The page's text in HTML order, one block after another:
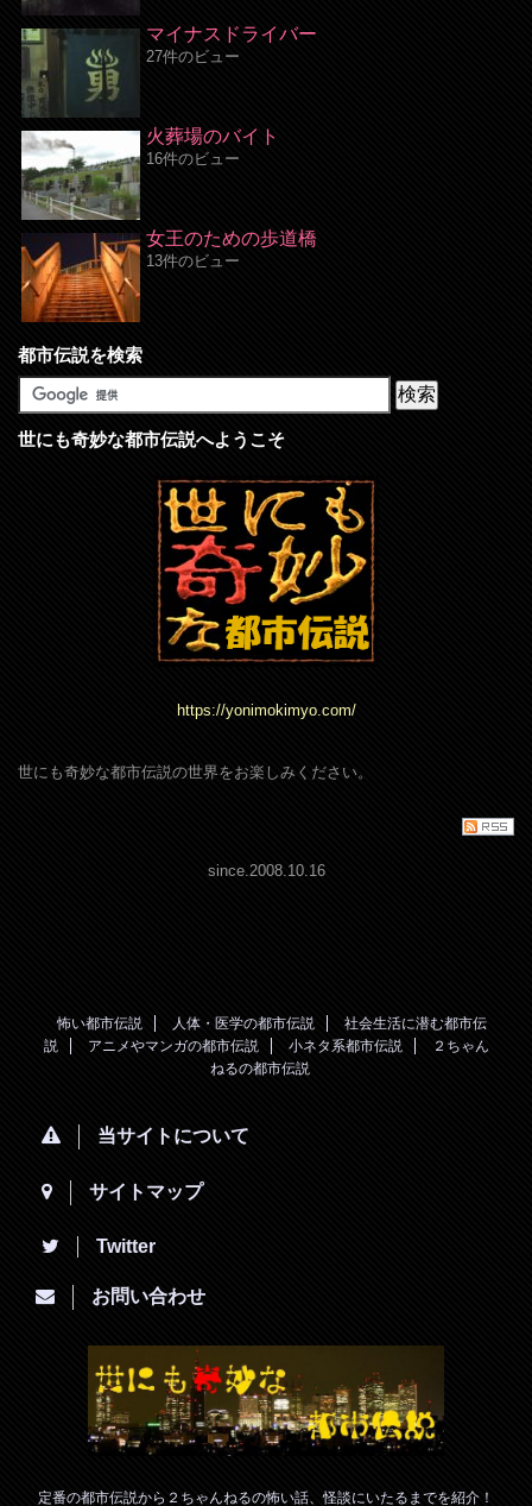
マイナスドライバー
27件のビュー
火葬場のバイト
16件のビュー
女王のための歩道橋
13件のビュー
都市伝説を検索
世にも奇妙な都市伝説へようこそ
https://yonimokimyo.com/
世にも奇妙な都市伝説の世界をお楽しみください。
since.2008.10.16
怖い都市伝説 人体・医学の都市伝説
社会生活に潜む都市伝
説
アニメやマンガの都市伝説 小ネタ系都市伝説
２ちゃん
ねるの都市伝説
当サイトについて
サイトマップ
Twitter
お問い合わせ
定番の都市伝説から２ちゃんねるの怖い話、怪談にいたるまでを紹介！